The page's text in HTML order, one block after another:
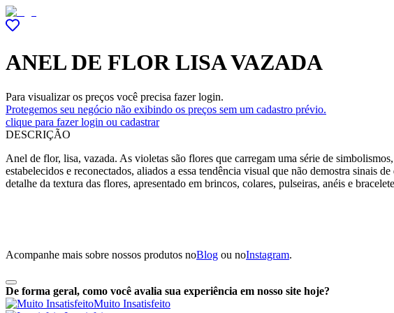
ANEL DE FLOR LISA VAZADA
Para visualizar os preços você precisa fazer login.
Protegemos seu negócio não exibindo os preços sem um cadastro prévio.
clique para fazer login ou cadastrar
DESCRIÇÃO
Anel de flor, lisa, vazada. As violetas são flores que carregam uma série de
estabelecidos e reconectados, aliados a essa tendência visual que não demostra sinais
detalhe da textura das flores, apresentado em brincos, colares, pulseiras, anéis e
Acompanhe mais sobre nossos produtos noBlog ou noInstagram.
De forma geral, como você avalia sua experiência em nosso site hoje?
Muito Insatisfeito